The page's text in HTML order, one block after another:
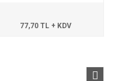
77,70 TL + KDV